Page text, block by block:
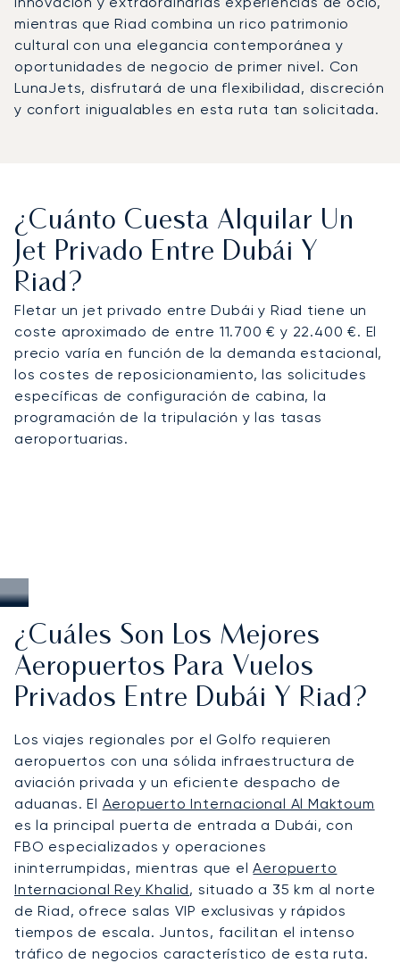
mientras que Riad combina un rico patrimonio
cultural con una elegancia contemporánea y
oportunidades de negocio de primer nivel. Con
LunaJets, disfrutará de una flexibilidad, discreción
y confort inigualables en esta ruta tan solicitada.
¿Cuánto Cuesta Alquilar Un
Jet Privado Entre Dubái Y
Riad?
Fletar un jet privado entre Dubái y Riad tiene un
coste aproximado de entre 11.700 € y 22.400 €. El
precio varía en función de la demanda estacional,
los costes de reposicionamiento, las solicitudes
específicas de configuración de cabina, la
programación de la tripulación y las tasas
aeroportuarias.
¿Cuáles Son Los Mejores
Aeropuertos Para Vuelos
Privados Entre Dubái Y Riad?
Los viajes regionales por el Golfo requieren
aeropuertos con una sólida infraestructura de
aviación privada y un eficiente despacho de
aduanas. El Aeropuerto Internacional Al Maktoum
es la principal puerta de entrada a Dubái, con
FBO especializados y operaciones
ininterrumpidas, mientras que elAeropuerto
Internacional Rey Khalid, situado a 35 km al norte
de Riad, ofrece salas VIP exclusivas y rápidos
tiempos de escala. Juntos, facilitan el intenso
tráfico de negocios característico de esta ruta.